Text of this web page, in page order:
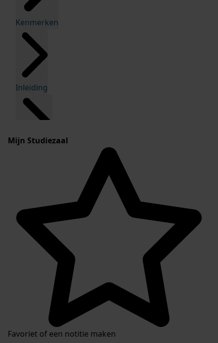
Kenmerken
Inleiding
Mijn Studiezaal
Favoriet of een notitie maken